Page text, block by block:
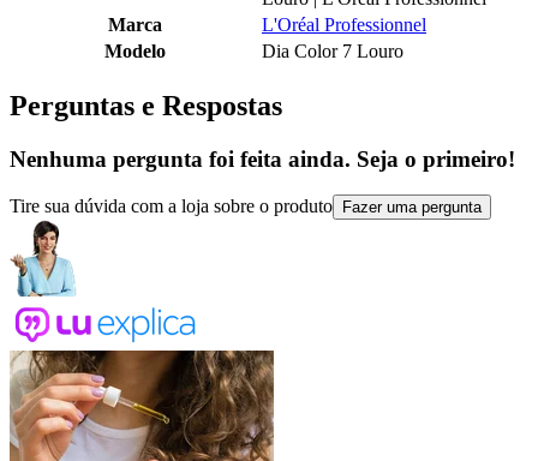
Marca
L'Oréal Professionnel
Modelo
Dia Color 7 Louro
Perguntas e Respostas
Nenhuma pergunta foi feita ainda. Seja o primeiro!
Tire sua dúvida com a loja sobre o produto Fazer uma pergunta